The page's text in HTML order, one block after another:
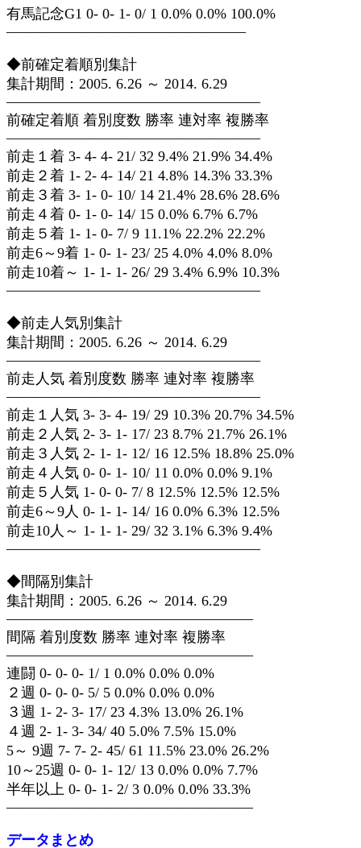
有馬記念G1 0- 0- 1- 0/ 1 0.0% 0.0% 100.0%
————————————————–
◆前確定着順別集計
集計期間：2005. 6.26 ～ 2014. 6.29
—————————————————–
前確定着順 着別度数 勝率 連対率 複勝率
—————————————————–
前走１着 3- 4- 4- 21/ 32 9.4% 21.9% 34.4%
前走２着 1- 2- 4- 14/ 21 4.8% 14.3% 33.3%
前走３着 3- 1- 0- 10/ 14 21.4% 28.6% 28.6%
前走４着 0- 1- 0- 14/ 15 0.0% 6.7% 6.7%
前走５着 1- 1- 0- 7/ 9 11.1% 22.2% 22.2%
前走6～9着 1- 0- 1- 23/ 25 4.0% 4.0% 8.0%
前走10着～ 1- 1- 1- 26/ 29 3.4% 6.9% 10.3%
—————————————————–
◆前走人気別集計
集計期間：2005. 6.26 ～ 2014. 6.29
—————————————————–
前走人気 着別度数 勝率 連対率 複勝率
—————————————————–
前走１人気 3- 3- 4- 19/ 29 10.3% 20.7% 34.5%
前走２人気 2- 3- 1- 17/ 23 8.7% 21.7% 26.1%
前走３人気 2- 1- 1- 12/ 16 12.5% 18.8% 25.0%
前走４人気 0- 0- 1- 10/ 11 0.0% 0.0% 9.1%
前走５人気 1- 0- 0- 7/ 8 12.5% 12.5% 12.5%
前走6～9人 0- 1- 1- 14/ 16 0.0% 6.3% 12.5%
前走10人～ 1- 1- 1- 29/ 32 3.1% 6.3% 9.4%
—————————————————–
◆間隔別集計
集計期間：2005. 6.26 ～ 2014. 6.29
—————————————————
間隔 着別度数 勝率 連対率 複勝率
—————————————————
連闘 0- 0- 0- 1/ 1 0.0% 0.0% 0.0%
２週 0- 0- 0- 5/ 5 0.0% 0.0% 0.0%
３週 1- 2- 3- 17/ 23 4.3% 13.0% 26.1%
４週 2- 1- 3- 34/ 40 5.0% 7.5% 15.0%
5～ 9週 7- 7- 2- 45/ 61 11.5% 23.0% 26.2%
10～25週 0- 0- 1- 12/ 13 0.0% 0.0% 7.7%
半年以上 0- 0- 1- 2/ 3 0.0% 0.0% 33.3%
—————————————————
データまとめ